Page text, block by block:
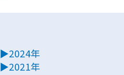
▶2024年
▶2021年